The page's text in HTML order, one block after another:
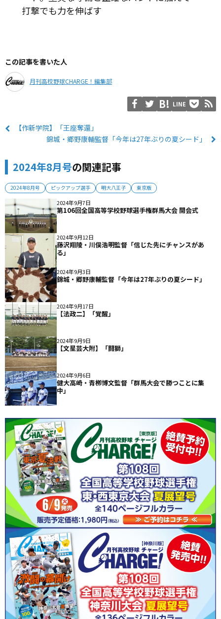
打撃でも力を伸ばす
この記事を書いた人
月刊高校野球CHARGE！編集部
LINE
【作新学院】「王座奪還」
錦城・郷野康輔監督「今年は27年ぶりの夏シード」
2024年8月号の関連記事
2024年8月号 ピックアップ選手 明大八王子 東京版
2024年9月7日
第106回全国高等学校野球選手権群馬大会 開会式
2024年9月12日
藤沢翔陵・川俣浩明監督「信じた先にチャンスがあ
る」
2024年9月3日
錦城・郷野康輔監督「今年は27年ぶりの夏シード」
2024年9月17日
【法政二】「覚醒」
2024年9月9日
【文星芸大附】「闘獅」
2024年9月6日
健大高崎・青栁博文監督「群馬大会で勝つことに集
中」